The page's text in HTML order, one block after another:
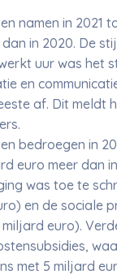
namen in 2021
in 2020. De
uur was het
en
af. Dit meldt
bedroegen in
euro meer dan
was toe te
en de sociale
euro).
met 5 miljard